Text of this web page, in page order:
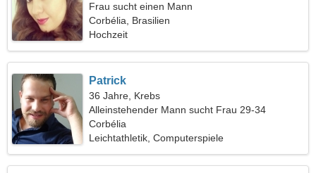
Frau sucht einen Mann
Corbélia, Brasilien
Hochzeit
Patrick
36 Jahre, Krebs
Alleinstehender Mann sucht Frau 29-34
Corbélia
Leichtathletik, Computerspiele